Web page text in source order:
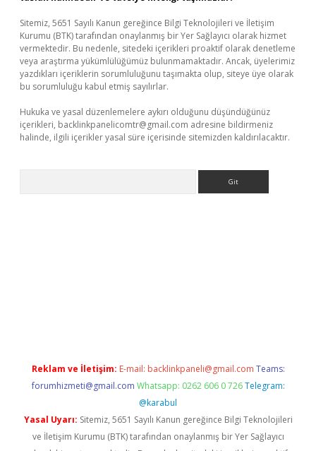
Sitemiz, 5651 Sayılı Kanun gereğince Bilgi Teknolojileri ve İletişim
Kurumu (BTK) tarafından onaylanmış bir Yer Sağlayıcı olarak hizmet
vermektedir. Bu nedenle, sitedeki içerikleri proaktif olarak denetleme
veya araştırma yükümlülüğümüz bulunmamaktadır. Ancak, üyelerimiz
yazdıkları içeriklerin sorumluluğunu taşımakta olup, siteye üye olarak
bu sorumluluğu kabul etmiş sayılırlar.
Hukuka ve yasal düzenlemelere aykırı olduğunu düşündüğünüz
içerikleri, backlinkpanelicomtr@gmail.com adresine bildirmeniz
halinde, ilgili içerikler yasal süre içerisinde sitemizden kaldırılacaktır.
Reklam ve İletişim: E-mail: backlinkpaneli@gmail.com Teams:
forumhizmeti@gmail.com Whatsapp: 0262 606 0 726 Telegram:
@karabul
Yasal Uyarı: Sitemiz, 5651 Sayılı Kanun gereğince Bilgi Teknolojileri
ve İletişim Kurumu (BTK) tarafından onaylanmış bir Yer Sağlayıcı